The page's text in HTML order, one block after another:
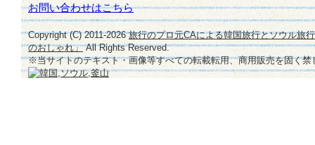
お問い合わせはこちら
Copyright (C) 2011-2026旅行のプロ元CAによる韓国旅行とソウル旅
のおしゃれ」All Rights Reserved.
※当サイトのテキスト・画像等すべての転載転用、商用販売を固く禁